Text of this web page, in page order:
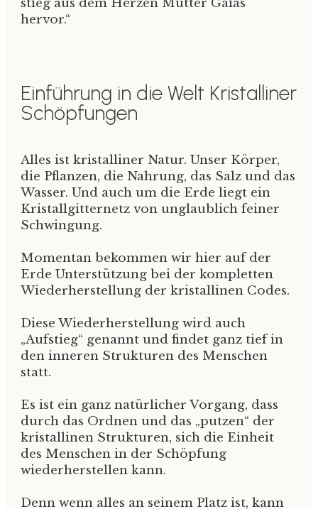
hervor.“
Einführung in die Welt Kristalliner
Schöpfungen
Alles ist kristalliner Natur. Unser Körper,
die Pflanzen, die Nahrung, das Salz und das
Wasser. Und auch um die Erde liegt ein
Kristallgitternetz von unglaublich feiner
Schwingung.
Momentan bekommen wir hier auf der
Erde Unterstützung bei der kompletten
Wiederherstellung der kristallinen Codes.
Diese Wiederherstellung wird auch
„Aufstieg“ genannt und findet ganz tief in
den inneren Strukturen des Menschen
statt.
Es ist ein ganz natürlicher Vorgang, dass
durch das Ordnen und das „putzen“ der
kristallinen Strukturen, sich die Einheit
des Menschen in der Schöpfung
wiederherstellen kann.
Denn wenn alles an seinem Platz ist, kann